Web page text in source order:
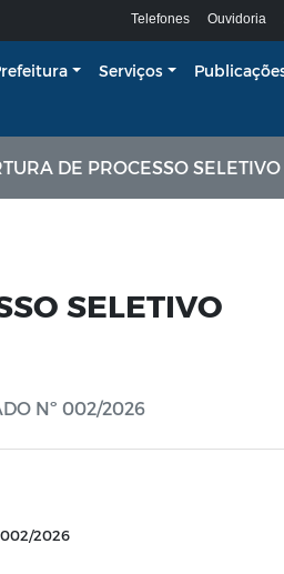
Telefones Ouvidoria
Serviços
DE PROCESSO SELETIVO
SELETIVO
Nº 002/2026
002/2026